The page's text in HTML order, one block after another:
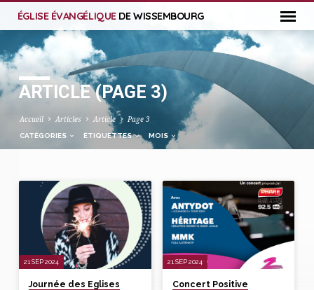
ÉGLISE ÉVANGÉLIQUE DE WISSEMBOURG
ARTICLE(PAGE 3)
Accueil Articles Article Page 3
CATÉGORIES ÉTIQUETTES MOIS
ARTICLE
(PAGE
21 SEP 2024
Journée des Eglises
21 SEP 2024
Concert Positive